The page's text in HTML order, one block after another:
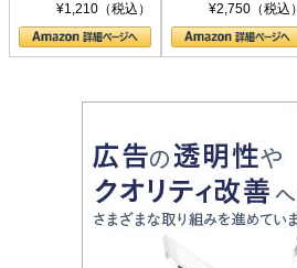
¥1,210（税込）
の顔
¥2,750（税込）